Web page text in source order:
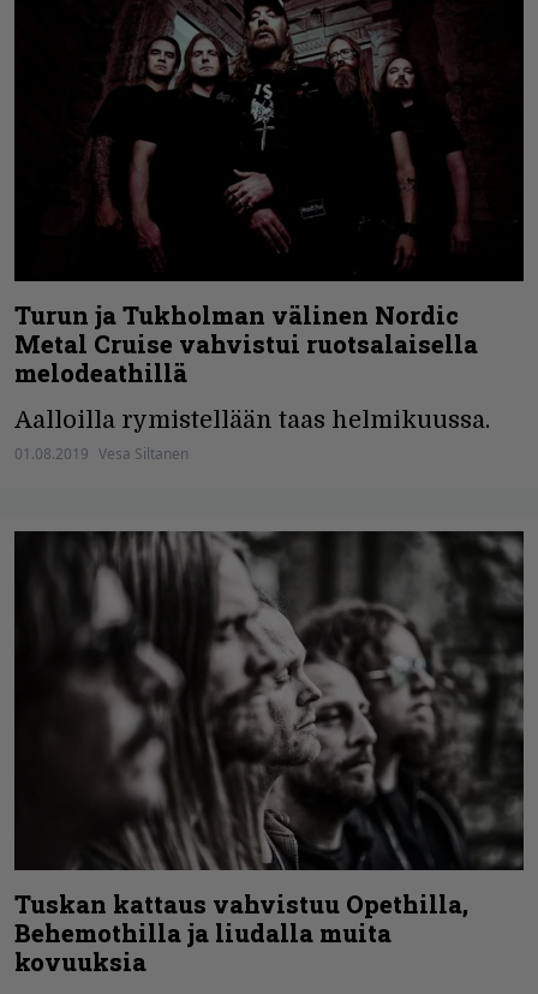
Turun ja Tukholman välinen Nordic
Metal Cruise vahvistui ruotsalaisella
melodeathillä
Aalloilla rymistellään taas helmikuussa.
01.08.2019 Vesa Siltanen
Tuskan kattaus vahvistuu Opethilla,
Behemothilla ja liudalla muita
kovuuksia